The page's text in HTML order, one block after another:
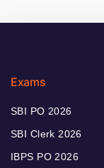
Exams
SBI PO 2026
SBI Clerk 2026
IBPS PO 2026